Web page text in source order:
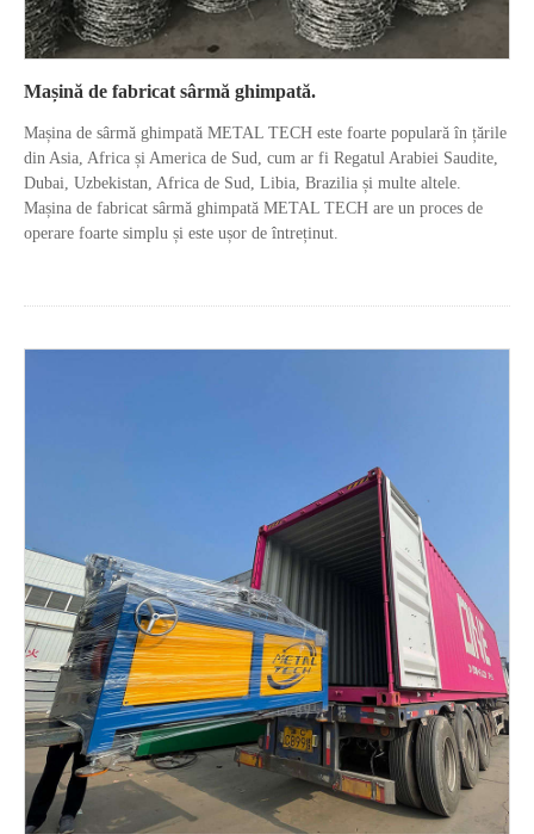
Mașină de fabricat sârmă ghimpată.
Mașina de sârmă ghimpată METAL TECH este foarte populară în țările
din Asia, Africa și America de Sud, cum ar fi Regatul Arabiei Saudite,
Dubai, Uzbekistan, Africa de Sud, Libia, Brazilia și multe altele.
Mașina de fabricat sârmă ghimpată METAL TECH are un proces de
operare foarte simplu și este ușor de întreținut.